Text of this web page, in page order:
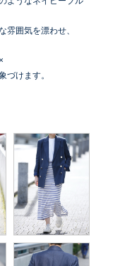
雰囲気を漂わせ、
づけます。